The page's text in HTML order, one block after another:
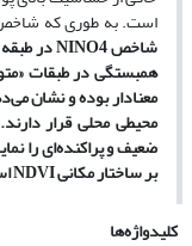
است. به طوری که
شاخصNINO4
همبستگی در طبقات
معنادار بوده و نشان
محیطی محلی قرار
ضعیف و پراکنده‌ای را
بر ساختار مکانیNDVI
کلیدواژه‌ها